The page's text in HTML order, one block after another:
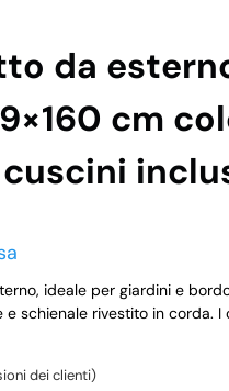
da
cm
ideale per giardini e
schienale rivestito in corda. I
dei clienti)